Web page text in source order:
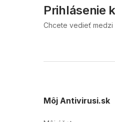
Prihlásenie
Chcete vedieť medzi
Môj Antivirusi.sk